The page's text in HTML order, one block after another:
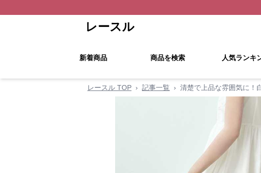
レースル
新着商品 商品を検索 人気ランキ
レースル TOP › 記事一覧 › 清楚で上品な雰囲気に！